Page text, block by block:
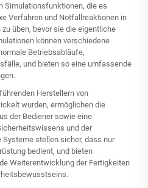
Simulationsfunktionen, die es
Verfahren und Notfallreaktionen in
üben, bevor sie die eigentliche
können verschiedene
Betriebsabläufe,
und bieten so eine umfassende
Herstellern von
wurden, ermöglichen die
der Bediener sowie eine
und der
stellen sicher, dass nur
bedient, und bieten
Weiterentwicklung der Fertigkeiten